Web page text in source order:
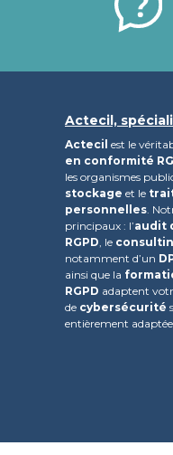
Actecil,
Actecil est le
en conformité
les organismes
stockage et le
personnelles.
principaux : l’audit
RGPD, le
notamment d’un
ainsi que la
RGPD adaptent
de cybersécurité
entièrement